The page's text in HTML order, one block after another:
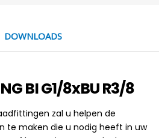
DOWNLOADS
BI G1/8xBU R3/8
zal u helpen de
te maken die u nodig heeft in uw